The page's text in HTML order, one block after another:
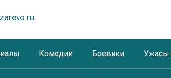
Комедии Боевики Ужасы